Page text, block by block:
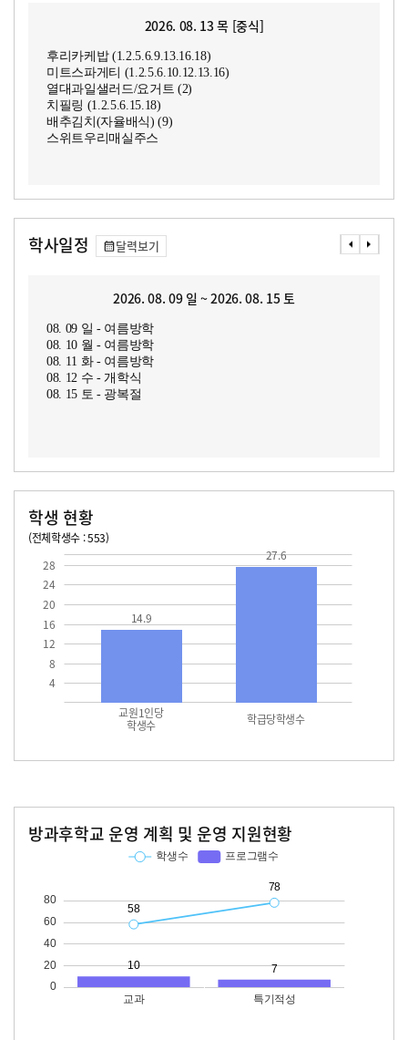
2026. 08. 13 목 [중식]
후리카케밥 (1.2.5.6.9.13.16.18)
미트스파게티 (1.2.5.6.10.12.13.16)
열대과일샐러드/요거트 (2)
치필링 (1.2.5.6.15.18)
배추김치(자율배식) (9)
스위트우리매실주스
학사일정 달력보기
2026. 08. 09 일 ~ 2026. 08. 15 토
08. 09 일 - 여름방학
08. 10 월 - 여름방학
08. 11 화 - 여름방학
08. 12 수 - 개학식
08. 15 토 - 광복절
학생 현황
(전체학생수 : 553)
4
8
12
16
20
24
28
교원1인당
학생수 학급당학생수
14.9
27.6
방과후학교 운영 계획 및 운영 지원현황